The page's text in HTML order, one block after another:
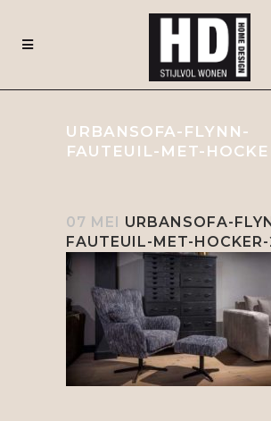
URBANSOFA-FLYNN-
FAUTEUIL-MET-
07 MEI URBANSOFA-
FAUTEUIL-MET-